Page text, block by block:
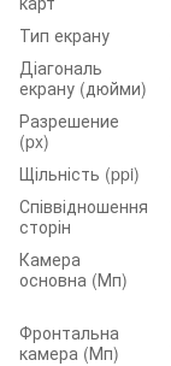
Тип екрану
Діагональ
екрану (дюйми)
Разрешение
(px)
Щільність (ppi)
Співвідношення
сторін
Камера
основна (Мп)
Фронтальна
камера (Мп)